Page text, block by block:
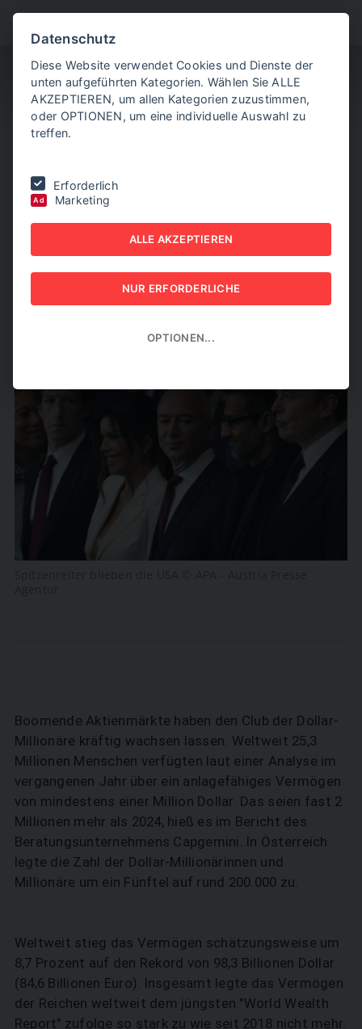
Rekordjahr für Millionäre
2025 WAR REKORDJAHR
FÜR MILLIONÄRE
Boomende Aktienmärkte haben den Club der Dollar-
Millionäre kräftig wachsen lassen. Weltweit 25,3
Millionen Menschen verfügten laut einer Analyse im
vergangenen Jahr über ein anlagefähiges Vermögen
von mindestens einer Million Dollar. Das seien fast 2
Millionen mehr als 2024, hieß es im Bericht des
Beratungsunternehmens Capgemini. In Österreich
legte die Zahl der Dollar-Millionärinnen und
Millionäre um ein Fünftel auf rund 200.000 zu.
Weltweit stieg das Vermögen schätzungsweise um
8,7 Prozent auf den Rekord von 98,3 Billionen Dollar
(84,6 Billionen Euro). Insgesamt legte das Vermögen
der Reichen weltweit dem jüngsten "World Wealth
Report" zufolge so stark zu wie seit 2018 nicht mehr.
Datenschutz
Diese Website verwendet Cookies und Dienste der
unten aufgeführten Kategorien. Wählen Sie ALLE
AKZEPTIEREN, um allen Kategorien zuzustimmen,
oder OPTIONEN, um eine individuelle Auswahl zu
treffen.
Erforderlich
Ad Marketing
ALLE AKZEPTIEREN
NUR ERFORDERLICHE
OPTIONEN...